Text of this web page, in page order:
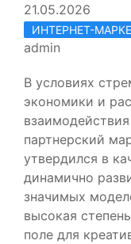
21.05.2026
ИНТЕРНЕТ-
admin
В условиях
экономики и
партнерский
утвердился в
динамично
значимых
высокая
поле для